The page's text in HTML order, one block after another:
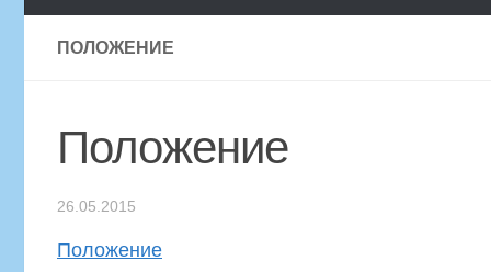
ПОЛОЖЕНИЕ
Положение
26.05.2015
Положение